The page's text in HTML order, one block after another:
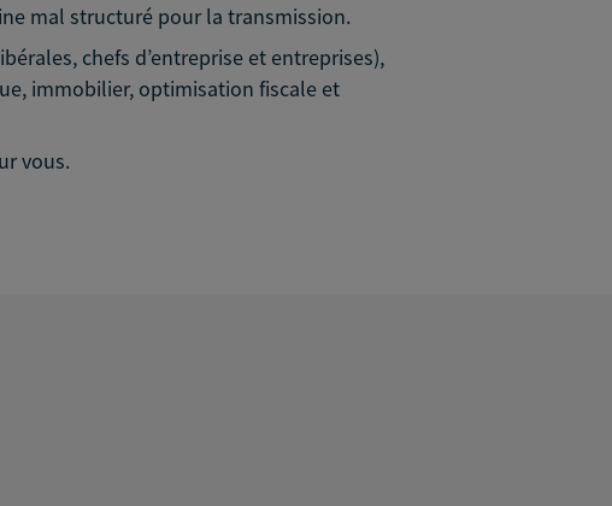
mal structuré pour la transmission.
chefs d’entreprise et entreprises),
immobilier, optimisation fiscale et
vous.